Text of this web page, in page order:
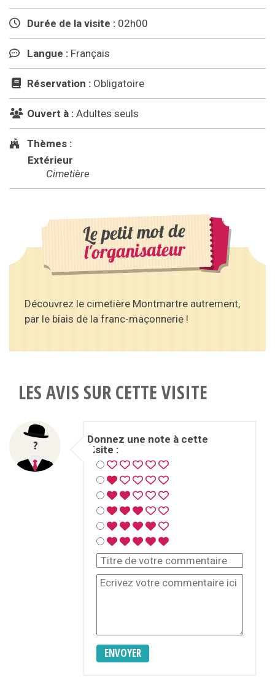
Durée de la visite : 02h00
Langue : Français
Réservation : Obligatoire
Ouvert à : Adultes seuls
Thèmes :
Extérieur
Cimetière
Le petit mot de
l'organisateur
Découvrez le cimetière Montmartre autrement,
par le biais de la franc-maçonnerie !
LES AVIS SUR CETTE VISITE
Donnez une note à cette
visite :
ENVOYER